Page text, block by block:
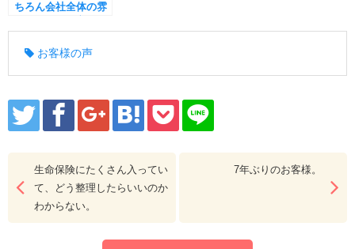
ちろん会社全体の雰
い。」
お客様の声
生命保険にたくさん入ってい
て、どう整理したらいいのか
わからない。
7年ぶりのお客様。